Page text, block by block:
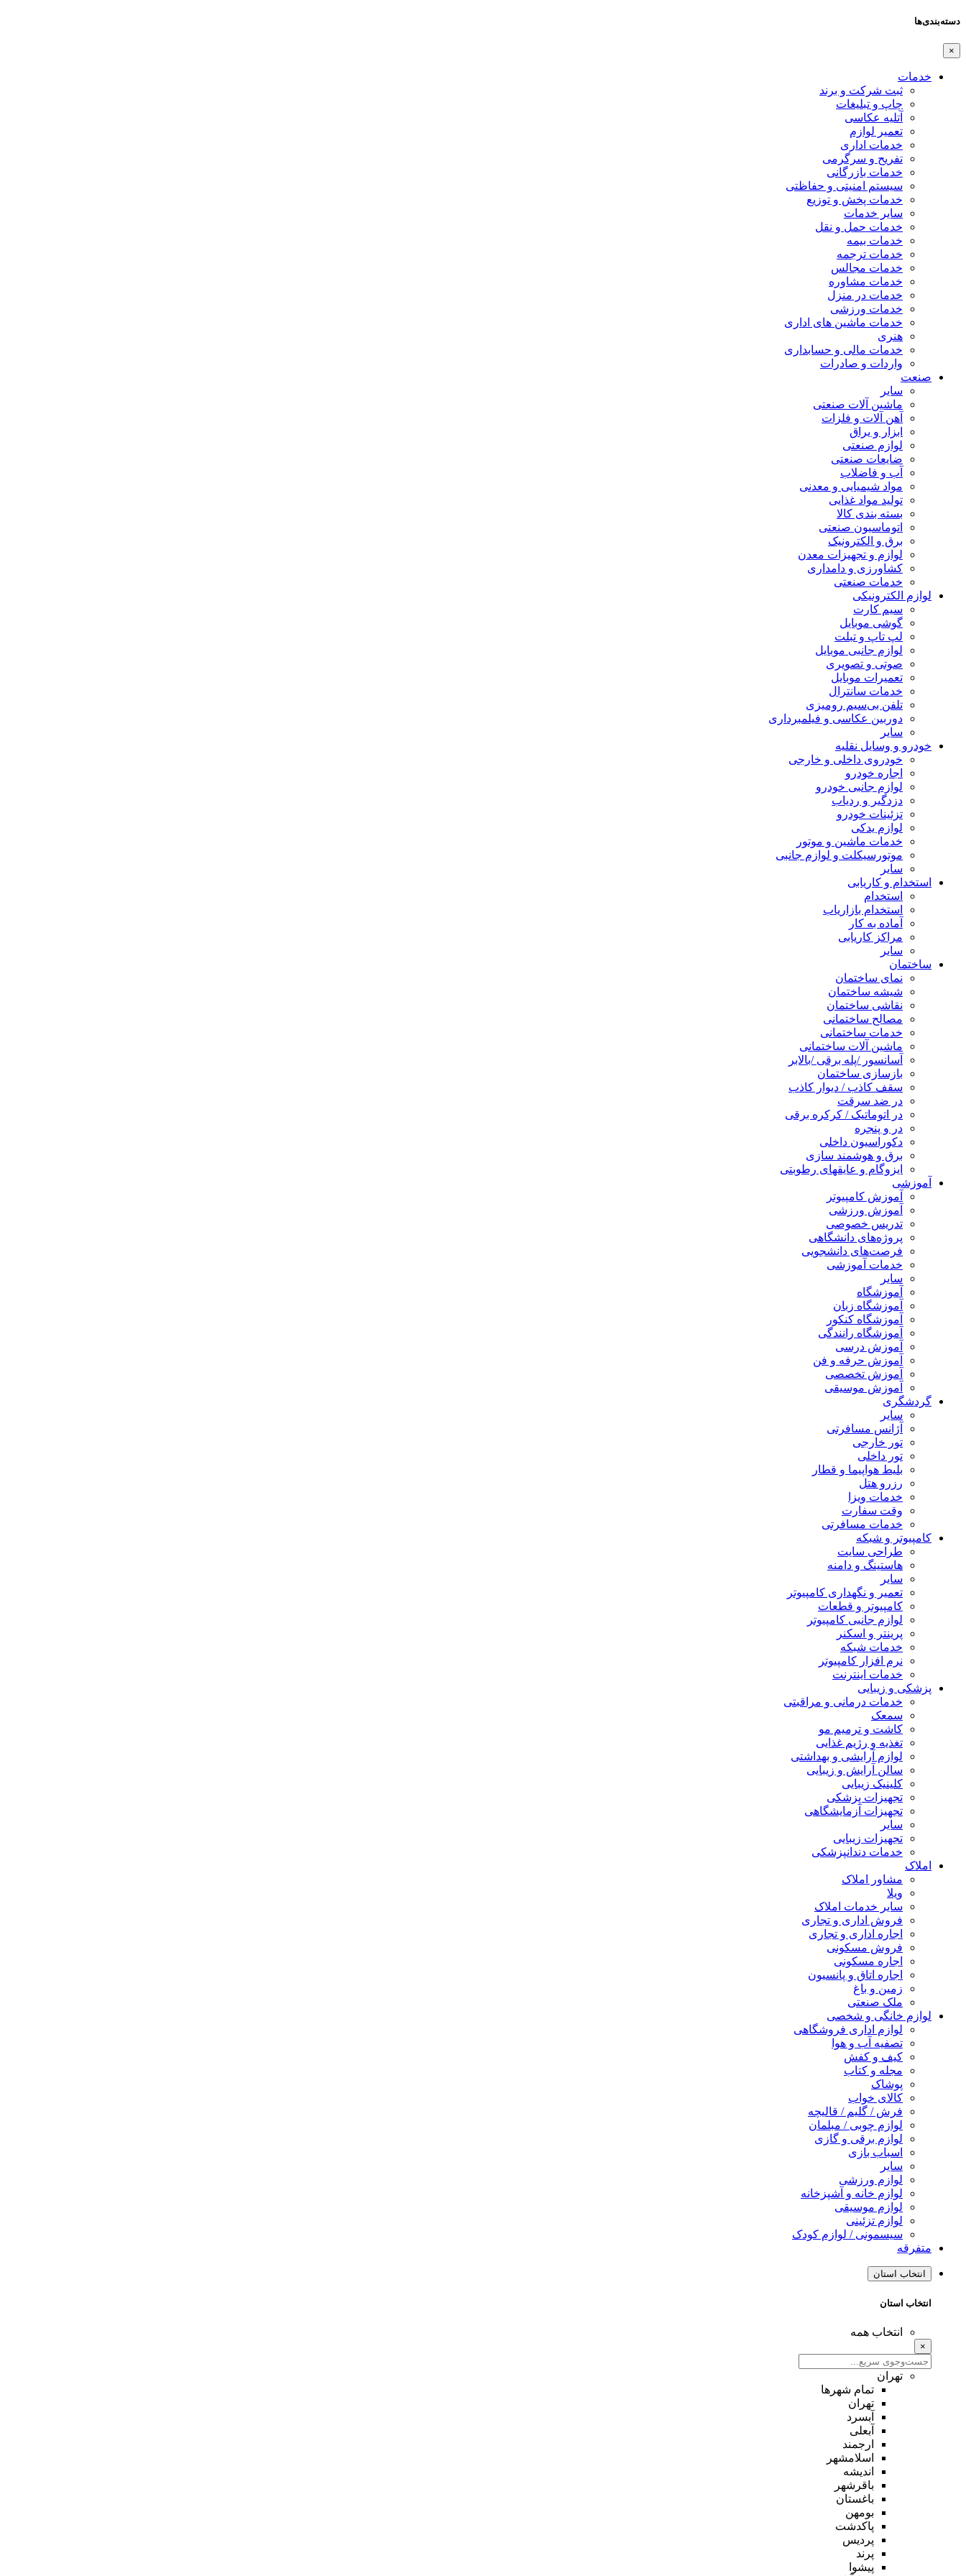
دسته‌بندی‌ها
×
خدمات
ثبت شرکت و برند
چاپ و تبلیغات
آتلیه عکاسی
تعمیر لوازم
خدمات اداری
تفریح و سرگرمی
خدمات بازرگانی
سیستم امنیتی و حفاظتی
خدمات پخش و توزیع
سایر خدمات
خدمات حمل و نقل
خدمات بیمه
خدمات ترجمه
خدمات مجالس
خدمات مشاوره
خدمات در منزل
خدمات ورزشی
خدمات ماشین های اداری
هنری
خدمات مالی و حسابداری
واردات و صادرات
صنعت
سایر
ماشین آلات صنعتی
آهن آلات و فلزات
ابزار و یراق
لوازم صنعتی
ضایعات صنعتی
آب و فاضلاب
مواد شیمیایی و معدنی
تولید مواد غذایی
بسته بندی کالا
اتوماسیون صنعتی
برق و الکترونیک
لوازم و تجهیزات معدن
کشاورزی و دامداری
خدمات صنعتی
لوازم الکترونیکی
سیم کارت
گوشی موبایل
لپ تاپ و تبلت
لوازم جانبی موبایل
صوتی و تصویری
تعمیرات موبایل
خدمات سانترال
تلفن بی‌سیم رومیزی
دوربین عکاسی و فیلمبرداری
سایر
خودرو و وسایل نقلیه
خودروی داخلی و خارجی
اجاره خودرو
لوازم جانبی خودرو
دزدگیر و ردیاب
تزئینات خودرو
لوازم یدکی
خدمات ماشین و موتور
موتورسیکلت و لوازم جانبی
سایر
استخدام و کاریابی
استخدام
استخدام بازاریاب
آماده به کار
مراکز کاریابی
سایر
ساختمان
نمای ساختمان
شیشه ساختمان
نقاشی ساختمان
مصالح ساختمانی
خدمات ساختمانی
ماشین آلات ساختمانی
آسانسور /پله برقی /بالابر
بازسازی ساختمان
سقف کاذب / دیوار کاذب
در ضد سرقت
در اتوماتیک / کرکره برقی
در و پنجره
دکوراسیون داخلی
برق و هوشمند سازی
ایزوگام و عایقهای رطوبتی
آموزشی
آموزش کامپیوتر
آموزش ورزشی
تدریس خصوصی
پروژه‌های دانشگاهی
فرصت‌های دانشجویی
خدمات آموزشی
سایر
آموزشگاه
آموزشگاه زبان
آموزشگاه کنکور
آموزشگاه رانندگی
آموزش درسی
آموزش حرفه و فن
آموزش تخصصی
آموزش موسیقی
گردشگری
سایر
آژانس مسافرتی
تور خارجی
تور داخلی
بلیط هواپیما و قطار
رزرو هتل
خدمات ویزا
وقت سفارت
خدمات مسافرتی
کامپیوتر و شبکه
طراحی سایت
هاستینگ و دامنه
سایر
تعمیر و نگهداری کامپیوتر
کامپیوتر و قطعات
لوازم جانبی کامپیوتر
پرینتر و اسکنر
خدمات شبکه
نرم افزار کامپیوتر
خدمات اینترنت
پزشکی و زیبایی
خدمات درمانی و مراقبتی
سمعک
کاشت و ترمیم مو
تغذیه و رژیم غذایی
لوازم آرایشی و بهداشتی
سالن آرایش و زیبایی
کلینیک زیبایی
تجهیزات پزشکی
تجهیزات آزمایشگاهی
سایر
تجهیزات زیبایی
خدمات دندانپزشکی
املاک
مشاور املاک
ویلا
سایر خدمات املاک
فروش اداری و تجاری
اجاره اداری و تجاری
فروش مسکونی
اجاره مسکونی
اجاره اتاق و پانسیون
زمین و باغ
ملک صنعتی
لوازم خانگی و شخصی
لوازم اداری فروشگاهی
تصفیه آب و هوا
کیف و کفش
مجله و کتاب
پوشاک
کالای خواب
فرش / گلیم / قالیچه
لوازم چوبی / مبلمان
لوازم برقی و گازی
اسباب بازی
سایر
لوازم ورزشی
لوازم خانه و آشپزخانه
لوازم موسیقی
لوازم تزئینی
سیسمونی / لوازم کودک
متفرقه
انتخاب استان
انتخاب استان
انتخاب همه
×
تهران
تمام شهر‌ها
تهران
آبسرد
آبعلی
ارجمند
اسلامشهر
اندیشه
باقرشهر
باغستان
بومهن
پاکدشت
پردیس
پرند
پیشوا